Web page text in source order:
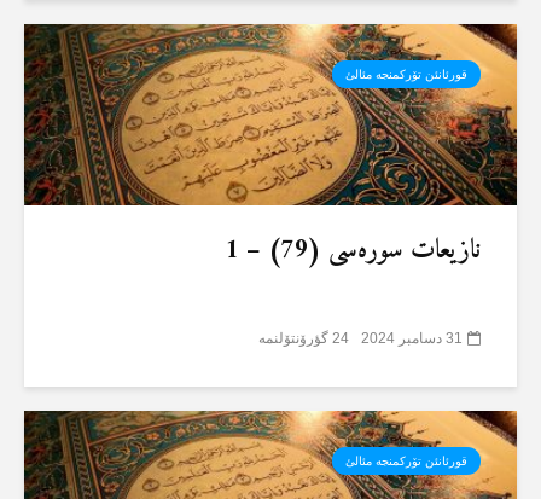
قورئانئن تۆرکمنجە مئالئ
نازیعات سورەسی (79) – 1
31 دسامبر 2024 24 گؤرۆنتۆلنمە
قورئانئن تۆرکمنجە مئالئ